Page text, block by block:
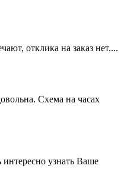
отклика на заказ нет....
Схема на часах
узнать Ваше